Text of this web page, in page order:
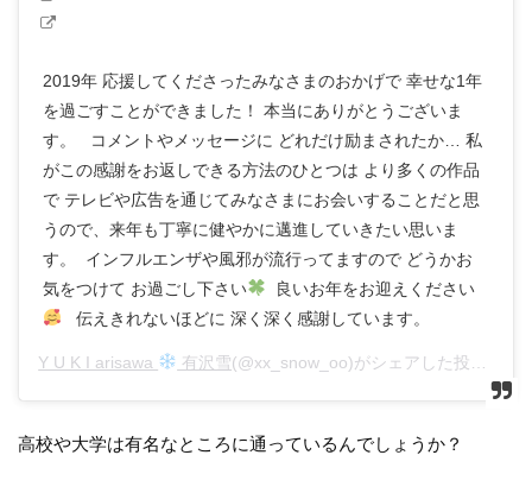
2019年 応援してくださったみなさまのおかげで 幸せな1年
を過ごすことができました！ 本当にありがとうございま
す。 コメントやメッセージに どれだけ励まされたか… 私
がこの感謝をお返しできる方法のひとつは より多くの作品
で テレビや広告を通じてみなさまにお会いすることだと思
うので、来年も丁寧に健やかに邁進していきたい思いま
す。 インフルエンザや風邪が流行ってますので どうかお
気をつけて お過ごし下さい
良いお年をお迎えください
伝えきれないほどに 深く深く感謝しています。
Y U K I arisawa 有沢雪(@xx_snow_oo)がシェアした投稿 –
高校や大学は有名なところに通っているんでしょうか？